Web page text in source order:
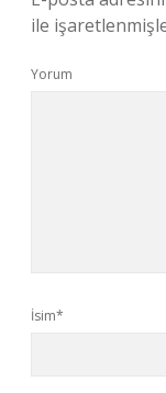
ile
Yorum
İsim*